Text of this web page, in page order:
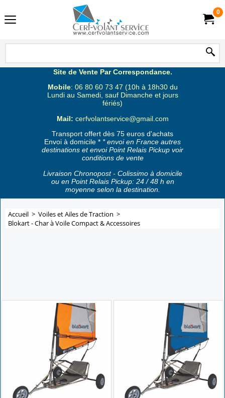
0
Site de Vente Par Correspondance.
Mobile: 06 80 60 73 47 (10h à 18h30 du
Lundi au Samedi, sauf Dimanche et jours
fériés)
Mail: cerfvolantservice@gmail.com
Transport offert dès 75 euros d'achats
Envoi à domicile * * envoi en France autres
destinations et envoi Point Relais Pickup voir
conditions de vente
Livraison Chronopost - Colissimo à domicile
ou en Point Relais Pickup: 24 / 48 h en
moyenne selon la destination.
Accueil > Voiles et Ailes de Traction >
Blokart - Char à Voile Compact & Accessoires